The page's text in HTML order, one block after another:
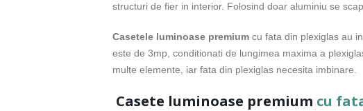
structuri de fier in interior. Folosind doar aluminiu se
Casetele luminoase premium cu fata din plexiglas au
este de 3mp, conditionati de lungimea maxima a
multe elemente, iar fata din plexiglas necesita imbinare.
Casete luminoase premium cu